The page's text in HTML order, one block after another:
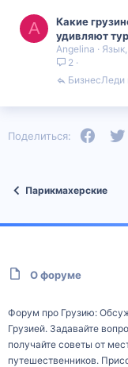
A
Какие
удивляют
Angelina
2
БизнесЛеди
Поделиться:
Парикмахерские
О форуме
Форум про Грузию:
Грузией. Задавайте
получайте советы от
путешественников.